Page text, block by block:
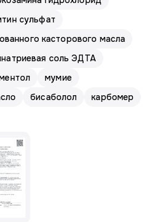
сульфат
касторового масла
соль ЭДТА
мумие
бисаболол карбомер